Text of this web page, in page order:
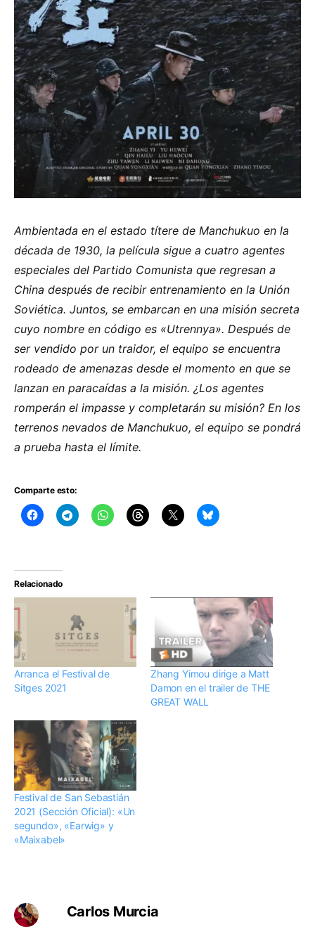
Ambientada en el estado títere de Manchukuo en la
década de 1930, la película sigue a cuatro agentes
especiales del Partido Comunista que regresan a
China después de recibir entrenamiento en la Unión
Soviética. Juntos, se embarcan en una misión secreta
cuyo nombre en código es «Utrennya». Después de
ser vendido por un traidor, el equipo se encuentra
rodeado de amenazas desde el momento en que se
lanzan en paracaídas a la misión. ¿Los agentes
romperán el impasse y completarán su misión? En los
terrenos nevados de Manchukuo, el equipo se pondrá
a prueba hasta el límite.
Comparte esto:
Relacionado
Arranca el Festival de
Sitges 2021
Zhang Yimou dirige a Matt
Damon en el trailer de THE
GREAT WALL
Festival de San Sebastián
2021 (Sección Oficial): «Un
segundo», «Earwig» y
«Maixabel»
Carlos Murcia